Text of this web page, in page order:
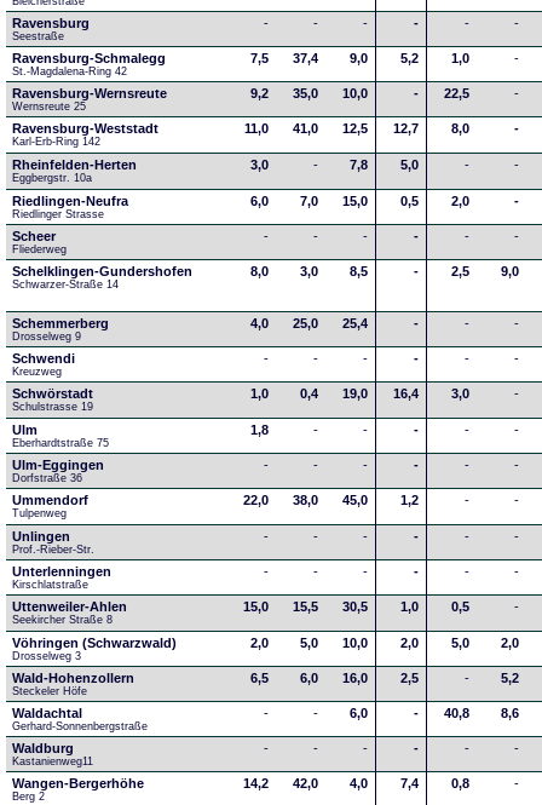
Ravensburg
Seestraße
- - - - - -
Ravensburg-Schmalegg
St.-Magdalena-Ring 42
7,5 37,4 9,0 5,2 1,0 -
Ravensburg-Wernsreute
Wernsreute 25
9,2 35,0 10,0 - 22,5 -
Ravensburg-Weststadt
Karl-Erb-Ring 142
11,0 41,0 12,5 12,7 8,0 -
Rheinfelden-Herten
Eggbergstr. 10a
3,0 - 7,8 5,0 - -
Riedlingen-Neufra
Riedlinger Strasse
6,0 7,0 15,0 0,5 2,0 -
Scheer
Fliederweg
- - - - - -
Schelklingen-Gundershofen
Schwarzer-Straße 14
8,0 3,0 8,5 - 2,5 9,0
Schemmerberg
Drosselweg 9
4,0 25,0 25,4 - - -
Schwendi
Kreuzweg
- - - - - -
Schwörstadt
Schulstrasse 19
1,0 0,4 19,0 16,4 3,0 -
Ulm
Eberhardtstraße 75
1,8 - - - - -
Ulm-Eggingen
Dorfstraße 36
- - - - - -
Ummendorf
Tulpenweg
22,0 38,0 45,0 1,2 - -
Unlingen
Prof.-Rieber-Str.
- - - - - -
Unterlenningen
Kirschlatstraße
- - - - - -
Uttenweiler-Ahlen
Seekircher Straße 8
15,0 15,5 30,5 1,0 0,5 -
Vöhringen (Schwarzwald)
Drosselweg 3
2,0 5,0 10,0 2,0 5,0 2,0
Wald-Hohenzollern
Steckeler Höfe
6,5 6,0 16,0 2,5 - 5,2
Waldachtal
Gerhard-Sonnenbergstraße
- - 6,0 - 40,8 8,6
Waldburg
Kastanienweg11
- - - - - -
Wangen-Bergerhöhe
Berg 2
14,2 42,0 4,0 7,4 0,8 -